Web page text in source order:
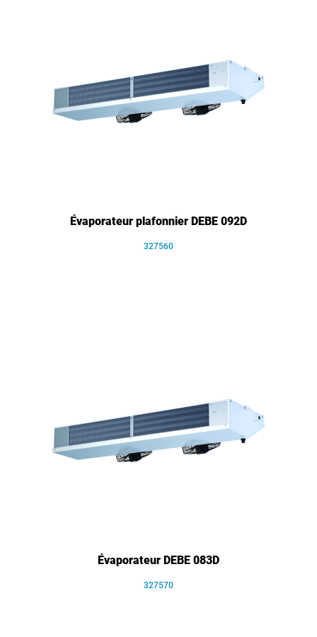
Évaporateur plafonnier DEBE 092D
327560
Évaporateur DEBE 083D
327570